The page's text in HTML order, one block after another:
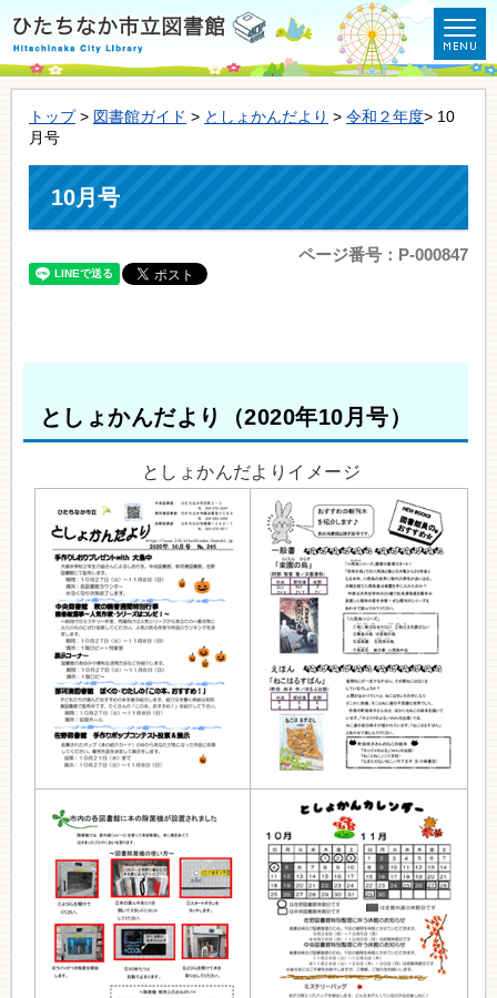
トップ> 図書館ガイド > としょかんだより > 令和２年度> 10
月号
10月号
ページ番号：P-000847
としょかんだより（2020年10月号）
としょかんだよりイメージ